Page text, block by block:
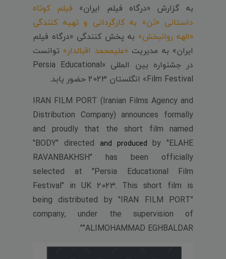
به گزارش «درگاه فیلم ایران» فیلم کوتاه
داستانی «تَن» به کارگردانی و تهیه کنندگی
«الهه روانبخش» به پخش کنندگی «درگاه فیلم
ایران» به مدیریت«علیمحمد اقبالدار» توانست
در جشنواره بین المللی «Persia Educational
Film Festival» انگلستان 2023 حضور یابد.
IRAN FILM PORT (Iranian Films Agency and
Distribution Company) announces formally
and proudly that the short film named
"BODY" directed and produced by "ELAHE
RAVANBAKHSH" has been officially
selected at "Persia Educational Film
Festival" in UK 2023. This short film is
being distributed by "IRAN FILM PORT"
company, under the supervision of
"ALIMOHAMMAD EGHBALDAR".